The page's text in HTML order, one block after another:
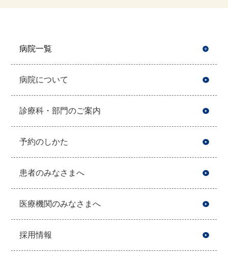
病院一覧
病院について
診療科・部門のご案内
予約のしかた
患者のみなさまへ
医療機関のみなさまへ
採用情報